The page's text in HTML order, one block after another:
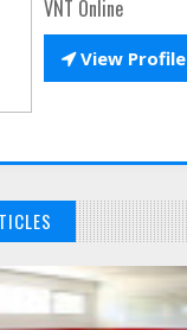
VNT Online
View Profile